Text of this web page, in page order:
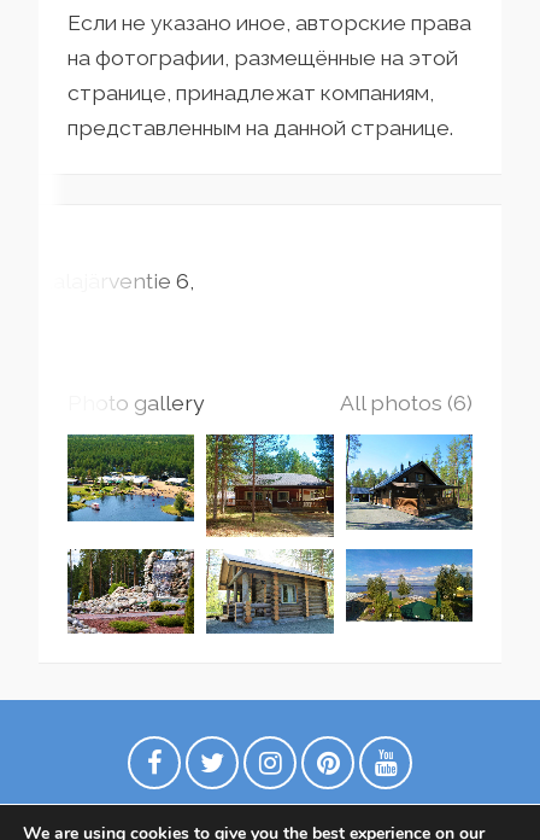
Если не указано иное, авторские права
на фотографии, размещённые на этой
странице, принадлежат компаниям,
представленным на данной странице.
Kalajärventie 6
Photo gallery All photos (6)
We are using cookies to give you the best experience on our